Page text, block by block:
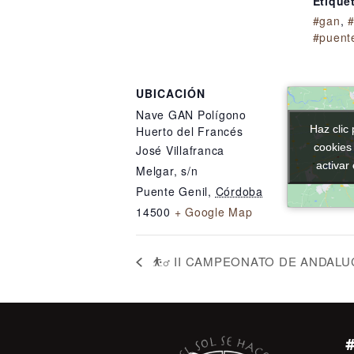
#gan,
UBICACIÓN
Nave GAN Polígono
Huerto del Francés
José Villafranca
Melgar, s/n
Puente Genil, Córdoba
14500 + Google Map
Haz clic
activar
Haz clic
activar
⛹️‍♂️ II CAMPEONATO DE